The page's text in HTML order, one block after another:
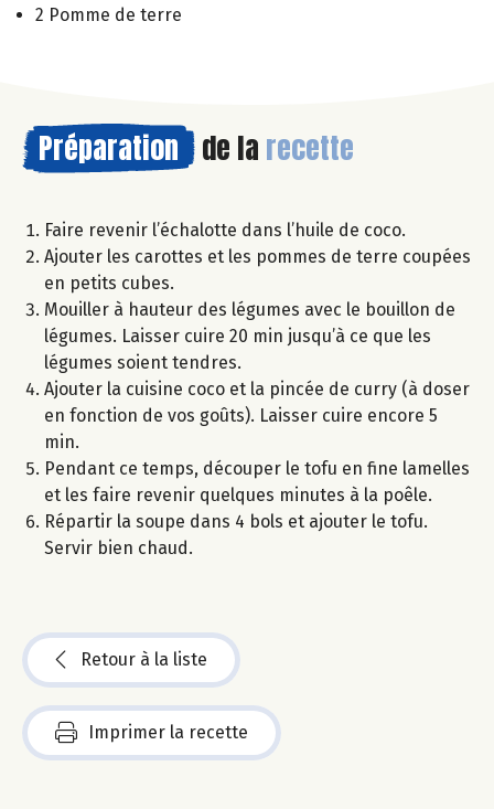
2 Pomme de terre
Préparation de la recette
Faire revenir l’échalotte dans l’huile de coco.
Ajouter les carottes et les pommes de terre coupées
en petits cubes.
Mouiller à hauteur des légumes avec le bouillon de
légumes. Laisser cuire 20 min jusqu’à ce que les
légumes soient tendres.
Ajouter la cuisine coco et la pincée de curry (à doser
en fonction de vos goûts). Laisser cuire encore 5
min.
Pendant ce temps, découper le tofu en fine lamelles
et les faire revenir quelques minutes à la poêle.
Répartir la soupe dans 4 bols et ajouter le tofu.
Servir bien chaud.
Retour à la liste
Imprimer la recette